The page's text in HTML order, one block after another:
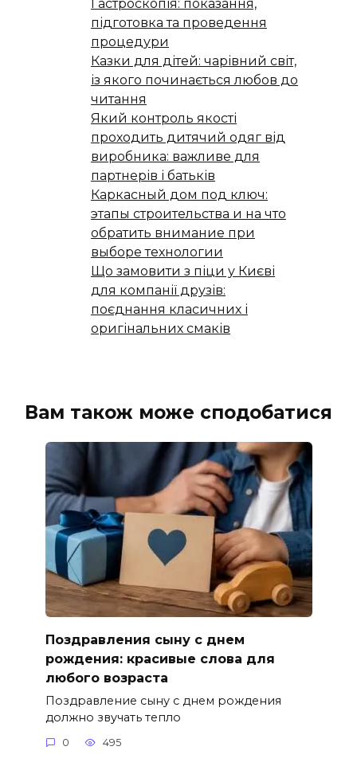
Гастроскопія: показання,
підготовка та проведення
процедури
Казки для дітей: чарівний світ,
із якого починається любов до
читання
Який контроль якості
проходить дитячий одяг від
виробника: важливе для
партнерів і батьків
Каркасный дом под ключ:
этапы строительства и на что
обратить внимание при
выборе технологии
Що замовити з піци у Києві
для компанії друзів:
поєднання класичних і
оригінальних смаків
Вам також може сподобатися
Поздравления сыну с днем
рождения: красивые слова для
любого возраста
Поздравление сыну с днем рождения
должно звучать тепло
0 495